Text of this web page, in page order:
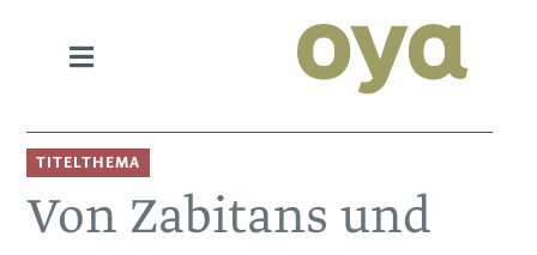
TITELTHEMA
Von Zabitans und